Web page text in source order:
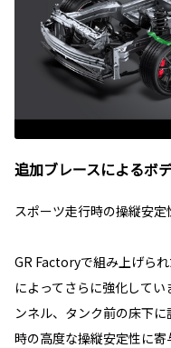
追加ブレースによるボ
スポーツ走行時の操縦安定
GR Factoryで組み上げら
によってさらに強化して
ンネル、タンク前の床下
時の高度な操縦安定性に寄